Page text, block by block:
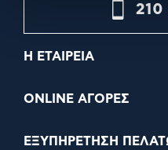
Η ΕΤΑΙΡΕΙΑ
ONLINE ΑΓΟΡΕΣ
ΕΞΥΠΗΡΕΤΗΣΗ